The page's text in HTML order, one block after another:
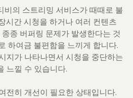
비의 스트리밍 서비스가 때때로 불
시간 시청을 하거나 여러 컨텐츠
종 버퍼링 문제가 발생한다는 것
하여금 불편함을 느끼게 합니다.
지가 나타나면서 시청을 중단하는
느낄 수 있습니다.
전히 개선이 필요한 상태입니다.